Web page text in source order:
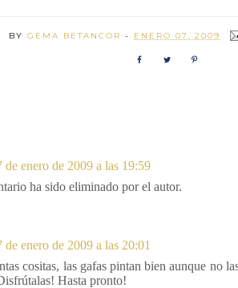
BY GEMA BETANCOR - ENERO 07, 2009
de enero de 2009 a las 19:59
ha sido eliminado por el autor.
de enero de 2009 a las 20:01
cositas, las gafas pintan bien aunque no
Hasta pronto!